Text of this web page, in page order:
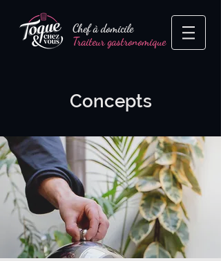
Chef à domicile
Traiteur gastronomique
Concepts